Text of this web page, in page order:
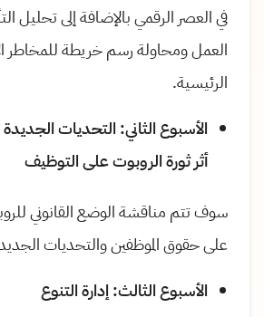
في العصر الرقمي بالإضافة إلى تحليل
العمل ومحاولة رسم خريطة للمخاطر
الرئيسية.
الأسبوع الثاني: التحديات
أثر ثورة الروبوت على التوظيف
سوف تتم مناقشة الوضع القانوني
على حقوق الموظفين والتحديات
الأسبوع الثالث: إدارة التنوع